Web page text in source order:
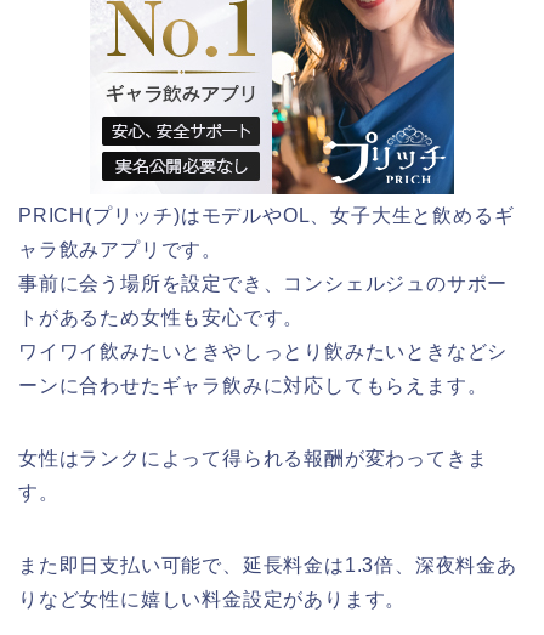
PRICH(プリッチ)はモデルやOL、女子大生と飲めるギ
ャラ飲みアプリです。
事前に会う場所を設定でき、コンシェルジュのサポー
トがあるため女性も安心です。
ワイワイ飲みたいときやしっとり飲みたいときなどシ
ーンに合わせたギャラ飲みに対応してもらえます。
女性はランクによって得られる報酬が変わってきま
す。
また即日支払い可能で、延長料金は1.3倍、深夜料金あ
りなど女性に嬉しい料金設定があります。